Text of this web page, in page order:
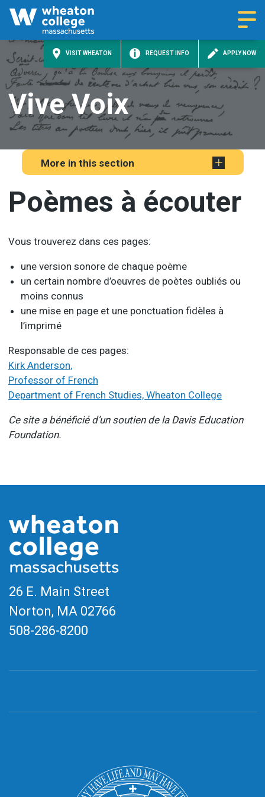
VISIT WHEATON REQUEST INFO APPLY NOW
Vive Voix
More in this section
Poèmes à écouter
Vous trouverez dans ces pages:
une version sonore de chaque poème
un certain nombre d’oeuvres de poètes oubliés ou
moins connus
une mise en page et une ponctuation fidèles à
l’imprimé
Responsable de ces pages:
Kirk Anderson,
Professor of French
Department of French Studies, Wheaton College
Ce site a bénéficié d’un soutien de la Davis Education
Foundation.
26 E. Main Street
Norton, MA 02766
508-286-8200